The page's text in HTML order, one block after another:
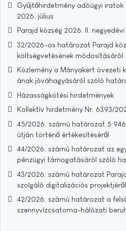
Gyűjtőhirdetmény adóügyi iratok
2026. július
Parajd község 2026. II.
32/2026-os határozat Parajd
költségvetésének módosításáról
Közlemény a Mányakert övezeti
ának jóváhagyásáról szóló
Házasságkötési hirdetmények
Kollektív hirdetmény Nr. 6393/
45/2026. számú határozat 5
útján történő értékesítéséről
44/2026. számú határozat az
pénzügyi támogatásáról szóló
43/2026. számú határozat
szolgáló digitalizációs projektjéről
42/2026. számú határozat a
szennyvízcsatorna-hálózati